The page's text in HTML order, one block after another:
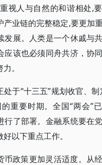
视人与自然的和谐相处,
产业链的完整稳定,要更加
发展。人类是一个休戚与
应该也必须同舟共济，协同
。
处于“十三五”规划收官、制
重要时期。全国“两会”
了部署。金融系统要在党
以下重点工作。
币政策更加灵活适度。从